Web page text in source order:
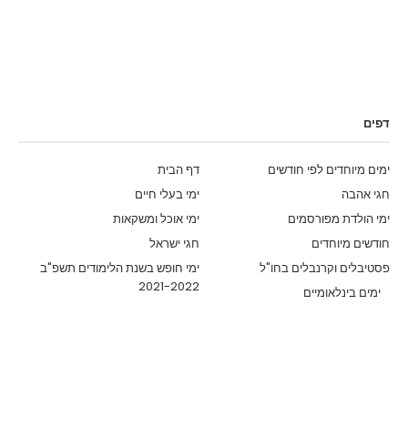
דפים
דף הבית
ימים מיוחדים לפי חודשים
ימי בעלי חיים
חגי אהבה
ימי אוכל ומשקאות
ימי הולדת מפורסמים
חגי ישראל
חודשים מיוחדים
ימי חופש בשנת הלימודים תשפ"ב
2021-2022
פסטיבלים וקרנבלים בחו"ל
ימים בינלאומיים